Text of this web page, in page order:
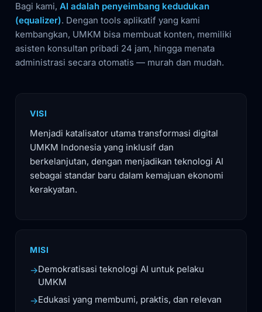
Bagi kami, AI adalah penyeimbang kedudukan
(equalizer). Dengan tools aplikatif yang kami
kembangkan, UMKM bisa membuat konten, memiliki
asisten konsultan pribadi 24 jam, hingga menata
administrasi secara otomatis — murah dan mudah.
VISI
Menjadi katalisator utama transformasi digital
UMKM Indonesia yang inklusif dan
berkelanjutan, dengan menjadikan teknologi AI
sebagai standar baru dalam kemajuan ekonomi
kerakyatan.
MISI
→Demokratisasi teknologi AI untuk pelaku
UMKM
→Edukasi yang membumi, praktis, dan relevan